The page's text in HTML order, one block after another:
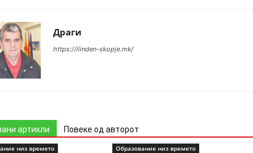
Драги
https://ilinden-skopje.mk/
артикли Повеке од авторот
низ времето Образование низ времето